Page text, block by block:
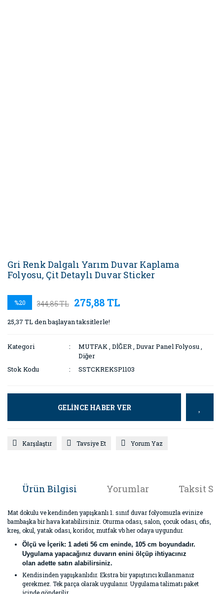
Gri Renk Dalgalı Yarım Duvar Kaplama
Folyosu, Çit Detaylı Duvar Sticker
%20 344,85 TL 275,88 TL
25,37 TL den başlayan taksitlerle!
Kategori MUTFAK,DİĞER,Duvar Panel Folyosu,
Diğer
Stok Kodu
SSTCKREKSP1103
GELİNCE HABER VER
Karşılaştır Tavsiye Et Yorum Yaz
Ürün Bilgisi Yorumlar Taksit
Mat dokulu ve kendinden yapışkanlı 1. sınıf duvar folyomuzla evinize
bambaşka bir hava katabilirsiniz. Oturma odası, salon, çocuk odası, ofis,
kreş, okul, yatak odası, koridor, mutfak vb her odaya uygundur.
Ölçü ve İçerik: 1 adeti 56 cm eninde, 105 cm boyundadır.
Uygulama yapacağınız duvarın enini ölçüp ihtiyacınız
olan adette satın alabilirsiniz.
Kendisinden yapışkanlıdır. Ekstra bir yapıştırıcı kullanmanız
gerekmez. Tek parça olarak uygulanır. Uygulama talimatı paket